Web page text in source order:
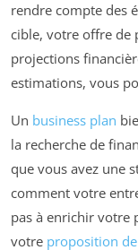
rendre compte des
cible, votre offre de
projections
estimations, vous
Un business plan
la recherche de
que vous avez une
comment votre
pas à enrichir votre
votre proposition